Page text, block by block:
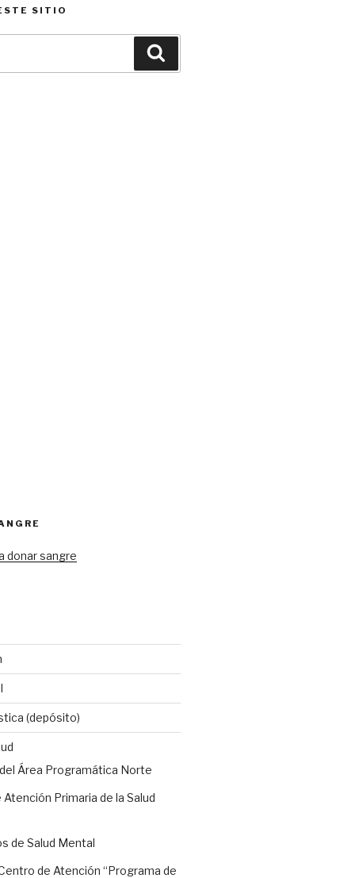
SITIO
donar sangre
(depósito)
Área Programática Norte
Primaria de la Salud
de Salud Mental
de Atención “Programa de